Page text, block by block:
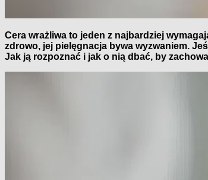
Cera wrażliwa to jeden z najbardziej
zdrowo, jej pielęgnacja bywa wyzwaniem.
Jak ją rozpoznać i jak o nią dbać, by